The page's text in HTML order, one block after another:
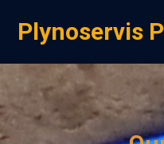
Plynoservis